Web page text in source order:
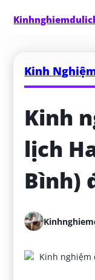
Kinh
Kinh
lịch
Bình)